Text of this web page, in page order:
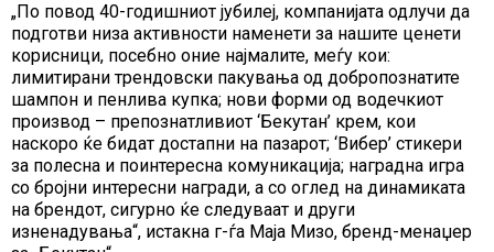
„По повод 40-годишниот јубилеј, компанијата одлучи да
подготви низа активности наменети за нашите ценети
корисници, посебно оние најмалите, меѓу кои:
лимитирани трендовски пакувања од добропознатите
шампон и пенлива купка; нови форми од водечкиот
производ – препознатливиот ‘Бекутан’ крем, кои
наскоро ќе бидат достапни на пазарот; ‘Вибер’ стикери
за полесна и поинтересна комуникација; наградна игра
со бројни интересни награди, а со оглед на динамиката
на брендот, сигурно ќе следуваат и други
изненадувања“, истакна г-ѓа Маја Мизо, бренд-менаџер